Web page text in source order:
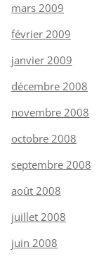
mars 2009
février 2009
janvier 2009
décembre 2008
novembre 2008
octobre 2008
septembre 2008
août 2008
juillet 2008
juin 2008